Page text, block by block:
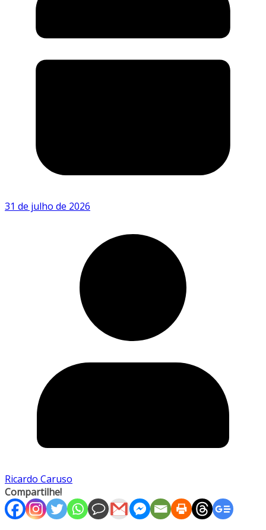
31 de julho de 2026
Ricardo Caruso
Compartilhe!